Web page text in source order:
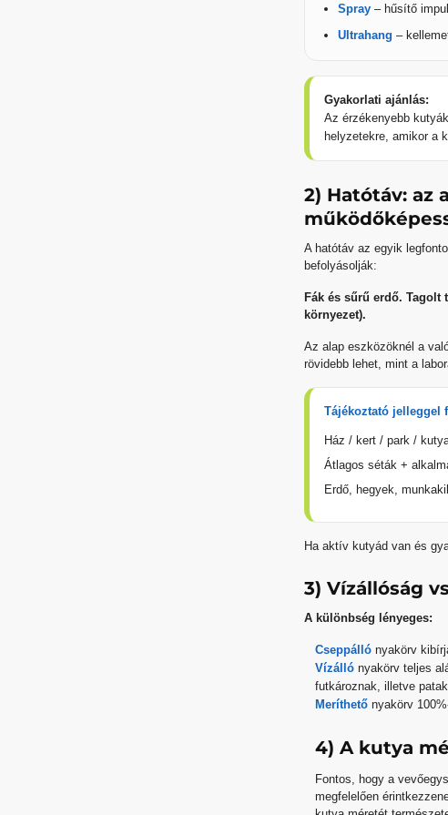
Spray – hűsítő
Ultrahang –
Gyakorlati ajánlás:
Az érzékenyebb
helyzetekre, amikor a
2) Hatótáv: az
A hatótáv az egyik
befolyásolják:
Fák és sűrű erdő. Tagolt
környezet).
Az alap eszközöknél a
rövidebb lehet, mint a
Tájékoztató jelleggel
Ház / kert / park /
Átlagos séták +
Erdő, hegyek,
Ha aktív kutyád van és
3) Vízállóság
A különbség lényeges:
Cseppálló nyakörv
Vízálló nyakörv teljes
futkároznak, illetve
Meríthető nyakörv
4) A kutya
Fontos, hogy a
megfelelően